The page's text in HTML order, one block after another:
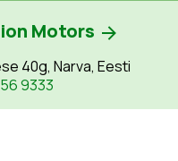
Motors
40g, Narva, Eesti
9333